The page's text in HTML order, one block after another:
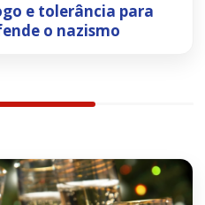
e tolerância para
o nazismo